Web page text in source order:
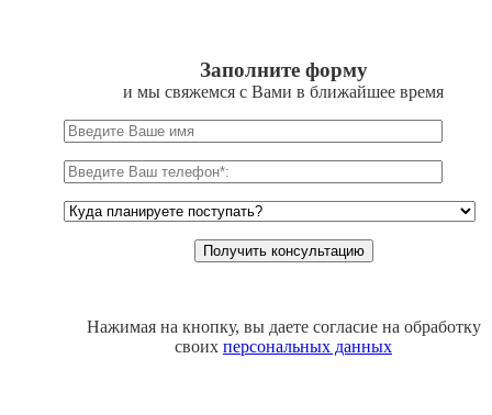
Заполните форму
и мы свяжемся с Вами в ближайшее время
Нажимая на кнопку, вы даете согласие на обработку
своих персональных данных